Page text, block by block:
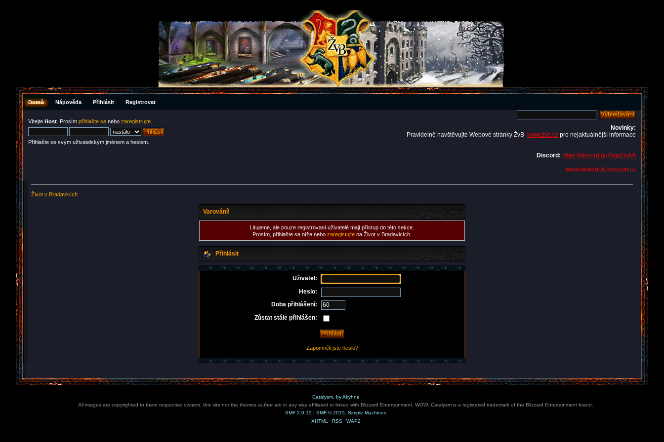
Domů Nápověda Přihlásit Registrovat
Vítejte Host . Prosím přihlašte se nebo zaregistrujte
Přihlašte se svým uživatelským jménem a heslem.
Novinky:
Pravidelně navštěvujte Webové stránky ŽvB www.zvb.cz pro nejaktuálnější informace
Discord: https://discord.gg/NqqGcAA
www.facebook.com/zvb.cz
Život v Bradavicích
Varování!
Litujeme, ale pouze registrovaní uživatelé mají přístup do této sekce.
Prosím, přihlašte se níže nebo zaregistujte na Život v Bradavicích.
Přihlásit
Uživatel:
Heslo:
Doba přihlášení:
Zůstat stále přihlášen:
Zapomněli jste heslo?
Catalysm, by Akyhne
All images are copyrighted to there respective owners, this site nor the themes author are in any way affiliated or linked with Blizzard Entertainment, WOW: Catalysm is a registered trademark of the Blizzard Entertainment brand.
SMF 2.0.15 | SMF © 2015 Simple Machines
XHTML
RSS WAP2